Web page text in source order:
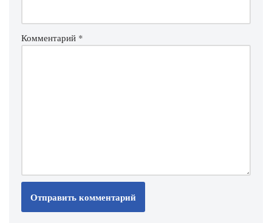
Комментарий *